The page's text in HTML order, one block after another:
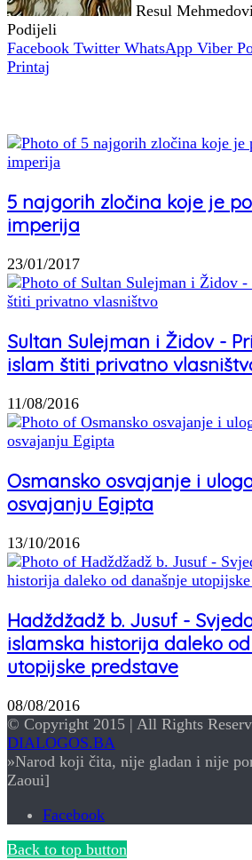
Resul
Podijeli
Facebook Twitter WhatsApp Viber
Printaj
5 najgorih zločina koje je
imperija
23/01/2017
Sultan Sulejman i Židov -
islam štiti privatno
11/08/2016
Osmansko osvajanje i
osvajanju Egipta
13/10/2016
Hadždžadž b. Jusuf -
islamska historija daleko
utopijske predstave
08/08/2016
© Copyright 2015 | All Rights
DIALOGOS.BA
»Narod koji čita, nije gladan i nije
Zaoui]
Facebook
Back to top button